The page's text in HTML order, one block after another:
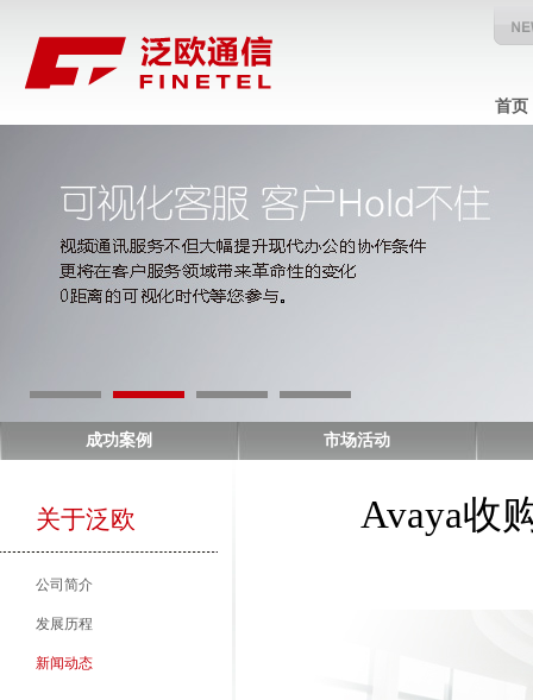
首页
成功案例 市场活动
关于泛欧
公司简介
发展历程
新闻动态
Avaya收